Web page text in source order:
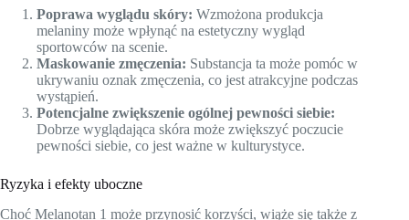
Poprawa wyglądu skóry: Wzmożona produkcja
melaniny może wpłynąć na estetyczny wygląd
sportowców na scenie.
Maskowanie zmęczenia: Substancja ta może pomóc w
ukrywaniu oznak zmęczenia, co jest atrakcyjne podczas
wystąpień.
Potencjalne zwiększenie ogólnej pewności siebie:
Dobrze wyglądająca skóra może zwiększyć poczucie
pewności siebie, co jest ważne w kulturystyce.
Ryzyka i efekty uboczne
Choć Melanotan 1 może przynosić korzyści, wiąże się także z